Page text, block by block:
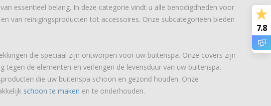
essentieel belang. In deze categorie vindt u alle benodigdheden voor
van reinigingsproducten tot accessoires. Onze subcategorieën bieden
die speciaal zijn ontworpen voor uw buitenspa. Onze covers zijn
de elementen en verlengen de levensduur van uw buitenspa.
die uw buitenspa schoon en gezond houden. Onze
schoon te maken en te onderhouden.
7.8